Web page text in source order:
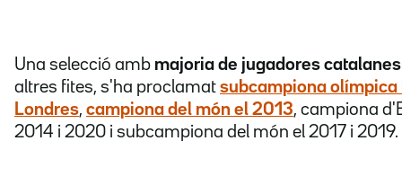
Una selecció amb majoria de jugadores catalanes
altres fites, s'ha proclamat subcampiona olímpica
Londres, campiona del món el 2013, campiona
2014 i 2020 i subcampiona del món el 2017 i 2019.